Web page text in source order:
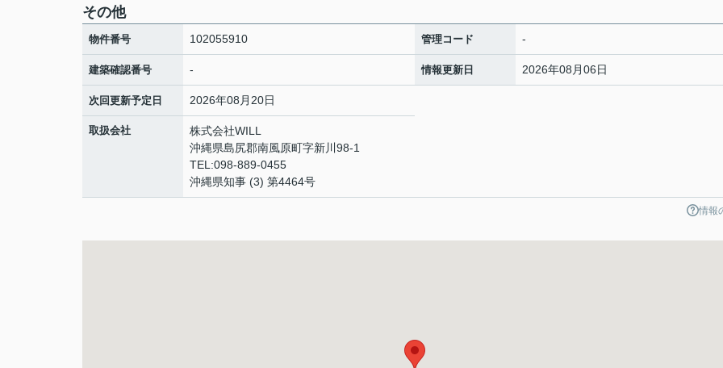
その他
物件番号 102055910 管理コード -
建築確認番号 - 情報更新日 2026年08月06日
次回更新予定日 2026年08月20日
取扱会社
株式会社WILL
沖縄県島尻郡南風原町字新川98-1
TEL:098-889-0455
沖縄県知事 (3) 第4464号
情報